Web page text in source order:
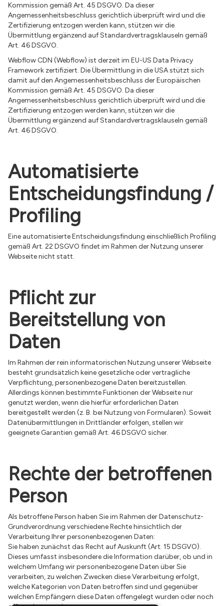
Kommission gemäß Art. 45 DSGVO. Da dieser
Angemessenheitsbeschluss gerichtlich überprüft wird und die
Zertifizierung entzogen werden kann, stützen wir die
Übermittlung ergänzend auf Standardvertragsklauseln gemäß
Art. 46 DSGVO.
Webflow CDN (Webflow) ist derzeit im EU-US Data Privacy
Framework zertifiziert. Die Übermittlung in die USA stützt sich
damit auf den Angemessenheitsbeschluss der Europäischen
Kommission gemäß Art. 45 DSGVO. Da dieser
Angemessenheitsbeschluss gerichtlich überprüft wird und die
Zertifizierung entzogen werden kann, stützen wir die
Übermittlung ergänzend auf Standardvertragsklauseln gemäß
Art. 46 DSGVO.
Automatisierte
Entscheidungsfindung /
Profiling
Eine automatisierte Entscheidungsfindung einschließlich Profiling
gemäß Art. 22 DSGVO findet im Rahmen der Nutzung unserer
Webseite nicht statt.
Pflicht zur
Bereitstellung von
Daten
Im Rahmen der rein informatorischen Nutzung unserer Webseite
besteht grundsätzlich keine gesetzliche oder vertragliche
Verpflichtung, personenbezogene Daten bereitzustellen.
Allerdings können bestimmte Funktionen der Webseite nur
genutzt werden, wenn die hierfür erforderlichen Daten
bereitgestellt werden (z. B. bei Nutzung von Formularen). Soweit
Datenübermittlungen in Drittländer erfolgen, stellen wir
geeignete Garantien gemäß Art. 46 DSGVO sicher.
Rechte der betroffenen
Person
Als betroffene Person haben Sie im Rahmen der Datenschutz-
Grundverordnung verschiedene Rechte hinsichtlich der
Verarbeitung Ihrer personenbezogenen Daten:
Sie haben zunächst das Recht auf Auskunft (Art. 15 DSGVO).
Dieses umfasst insbesondere die Information darüber, ob und in
welchem Umfang wir personenbezogene Daten über Sie
verarbeiten, zu welchen Zwecken diese Verarbeitung erfolgt,
welche Kategorien von Daten betroffen sind und gegenüber
welchen Empfängern diese Daten offengelegt wurden oder noch